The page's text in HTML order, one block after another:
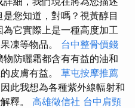
您知道，對嗎？視黃醇目
它實際上是一種高度加工
凍等物品。 台中整骨價錢
物防曬霜都含有有益的油和
皮膚有益。 草屯按摩推薦
此我想為各種紫外線輻射和
釋。 高雄徵信社 台中肩頸